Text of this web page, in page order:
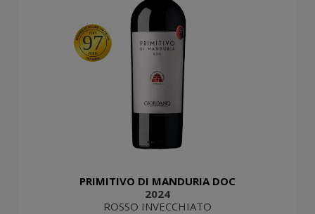
97
PRIMITIVO DI MANDURIA DOC
2024
ROSSO INVECCHIATO